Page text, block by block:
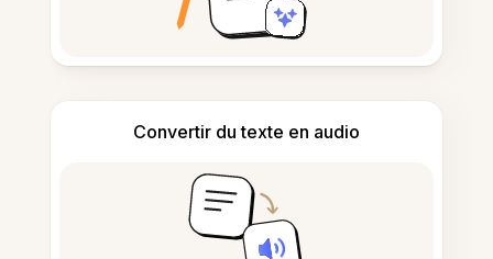
Convertir du texte en audio